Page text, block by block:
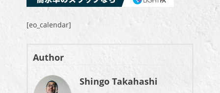
[eo_calendar]
Author
Shingo Takahashi